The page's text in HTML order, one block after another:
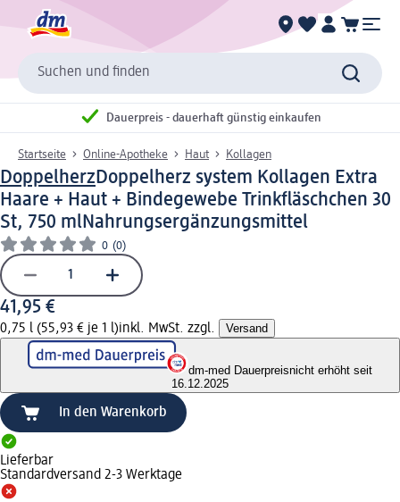
Suchen und finden
Dauerpreis - dauerhaft günstig einkaufen
Startseite Online-Apotheke Haut Kollagen
DoppelherzDoppelherz system Kollagen Extra
Haare + Haut + Bindegewebe Trinkfläschchen 30
St, 750 mlNahrungsergänzungsmittel
0 (0)
41,95 €
0,75 l (55,93 € je 1 l)inkl. MwSt. zzgl. Versand
dm-med Dauerpreisnicht erhöht seit
16.12.2025
In den Warenkorb
Lieferbar
Standardversand 2-3 Werktage